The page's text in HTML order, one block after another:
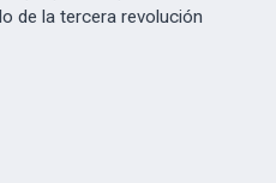
de la tercera revolución